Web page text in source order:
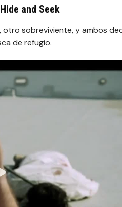
and Seek
sobreviviente, y ambos
de refugio.